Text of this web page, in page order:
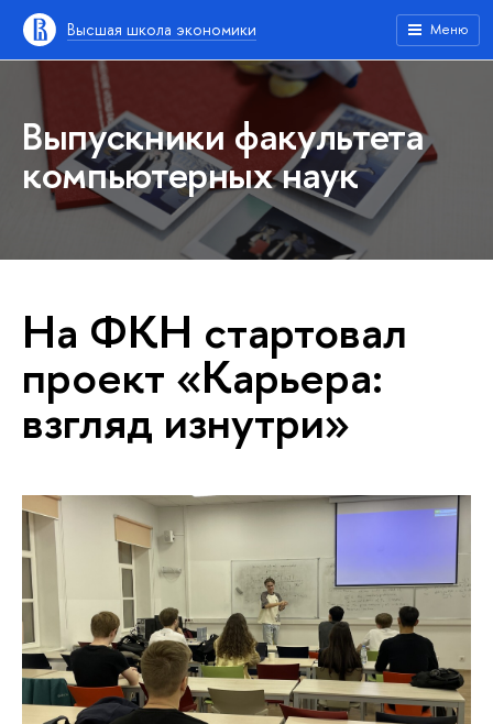
Высшая школа экономики Меню
Выпускники факультета
компьютерных наук
На ФКН стартовал
проект «Карьера:
взгляд изнутри»